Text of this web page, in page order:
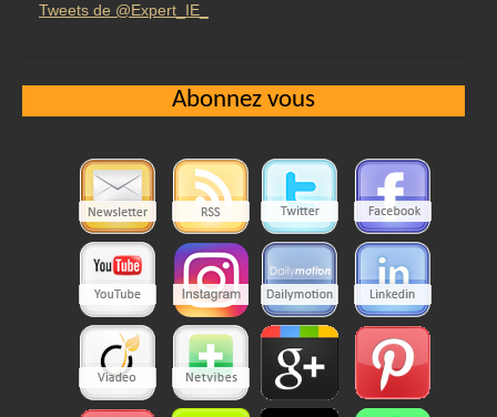
Tweets de @Expert_IE_
Abonnez vous